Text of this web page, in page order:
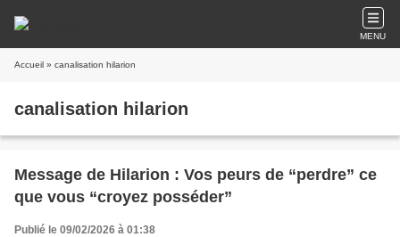
MENU
Accueil » canalisation hilarion
canalisation hilarion
Message de Hilarion : Vos peurs de “perdre” ce
que vous “croyez posséder”
Publié le 09/02/2026 à 01:38